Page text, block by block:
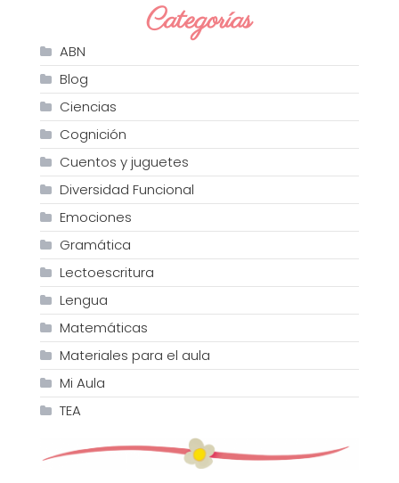
Categorías
ABN
Blog
Ciencias
Cognición
Cuentos y juguetes
Diversidad Funcional
Emociones
Gramática
Lectoescritura
Lengua
Matemáticas
Materiales para el aula
Mi Aula
TEA